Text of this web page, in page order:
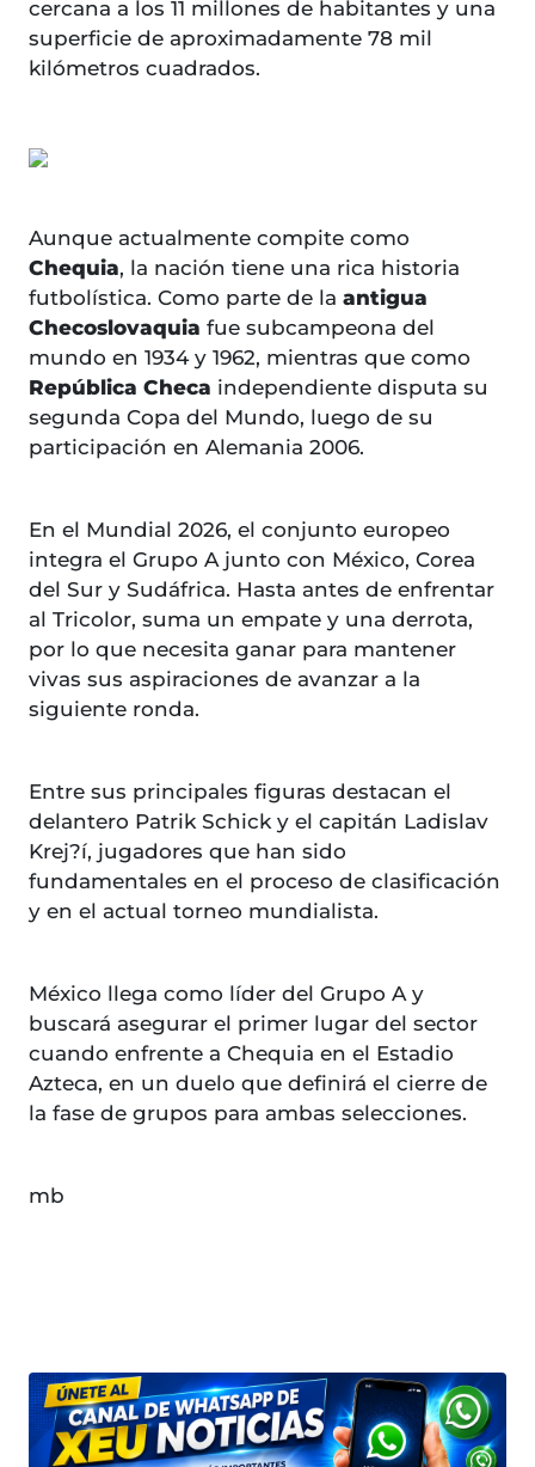
cercana a los 11 millones de habitantes y una
superficie de aproximadamente 78 mil
kilómetros cuadrados.
Aunque actualmente compite como
Chequia, la nación tiene una rica historia
futbolística. Como parte de la antigua
Checoslovaquia fue subcampeona del
mundo en 1934 y 1962, mientras que como
República Checa independiente disputa su
segunda Copa del Mundo, luego de su
participación en Alemania 2006.
En el Mundial 2026, el conjunto europeo
integra el Grupo A junto con México, Corea
del Sur y Sudáfrica. Hasta antes de enfrentar
al Tricolor, suma un empate y una derrota,
por lo que necesita ganar para mantener
vivas sus aspiraciones de avanzar a la
siguiente ronda.
Entre sus principales figuras destacan el
delantero Patrik Schick y el capitán Ladislav
Krej?í, jugadores que han sido
fundamentales en el proceso de clasificación
y en el actual torneo mundialista.
México llega como líder del Grupo A y
buscará asegurar el primer lugar del sector
cuando enfrente a Chequia en el Estadio
Azteca, en un duelo que definirá el cierre de
la fase de grupos para ambas selecciones.
mb